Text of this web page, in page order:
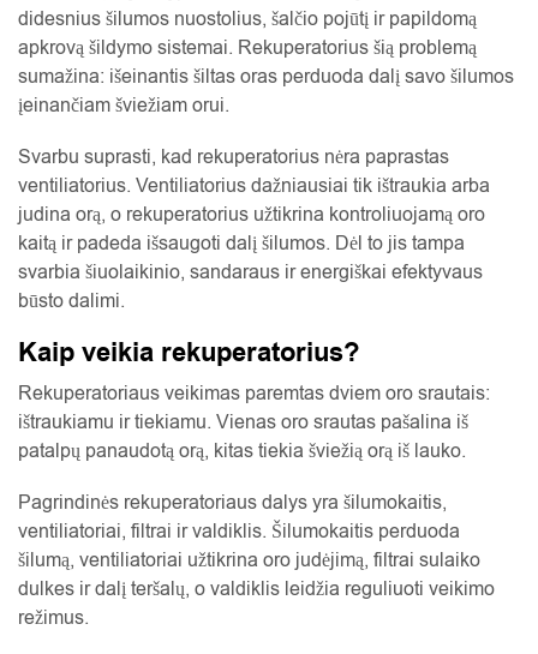
didesnius šilumos nuostolius, šalčio pojūtį ir papildomą
apkrovą šildymo sistemai. Rekuperatorius šią problemą
sumažina: išeinantis šiltas oras perduoda dalį savo šilumos
įeinančiam šviežiam orui.
Svarbu suprasti, kad rekuperatorius nėra paprastas
ventiliatorius. Ventiliatorius dažniausiai tik ištraukia arba
judina orą, o rekuperatorius užtikrina kontroliuojamą oro
kaitą ir padeda išsaugoti dalį šilumos. Dėl to jis tampa
svarbia šiuolaikinio, sandaraus ir energiškai efektyvaus
būsto dalimi.
Kaip veikia rekuperatorius?
Rekuperatoriaus veikimas paremtas dviem oro srautais:
ištraukiamu ir tiekiamu. Vienas oro srautas pašalina iš
patalpų panaudotą orą, kitas tiekia šviežią orą iš lauko.
Pagrindinės rekuperatoriaus dalys yra šilumokaitis,
ventiliatoriai, filtrai ir valdiklis. Šilumokaitis perduoda
šilumą, ventiliatoriai užtikrina oro judėjimą, filtrai sulaiko
dulkes ir dalį teršalų, o valdiklis leidžia reguliuoti veikimo
režimus.